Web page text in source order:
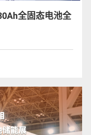
全固态电池全